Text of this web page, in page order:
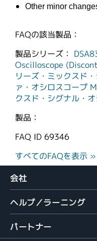
Other minor
FAQの該当製品：
製品シリーズ：
Oscilloscope
リーズ・ミックスド
ァ・オシロスコープ
クスド・シグナル・
製品：
FAQ ID 69346
すべてのFAQを表示 »
会社
ヘルプ／ラーニング
パートナー